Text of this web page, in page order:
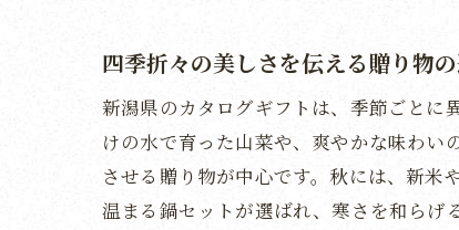
四季折々の美しさを伝える贈り物
新潟県のカタログギフトは、季節ごとに
けの水で育った山菜や、爽やかな味わ
させる贈り物が中心です。秋には、新
温まる鍋セットが選ばれ、寒さを和らげ